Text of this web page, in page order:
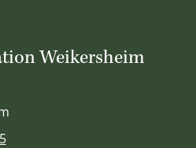
Weikersheim